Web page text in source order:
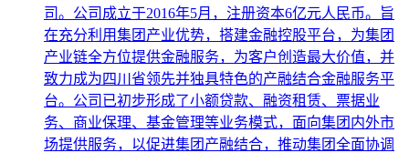
司。公司成立于2016年5月，注册资本6亿元人民币。旨
在充分利用集团产业优势，搭建金融控股平台，为集团
产业链全方位提供金融服务，为客户创造最大价值，并
致力成为四川省领先并独具特色的产融结合金融服务平
台。公司已初步形成了小额贷款、融资租赁、票据业
务、商业保理、基金管理等业务模式，面向集团内外市
场提供服务，以促进集团产融结合，推动集团全面协调